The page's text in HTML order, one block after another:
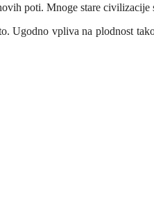
poti. Mnoge stare
Ugodno vpliva na plodnost